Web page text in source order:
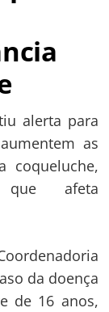
alerta para
as
coqueluche,
que afeta
da doença
de 16 anos,